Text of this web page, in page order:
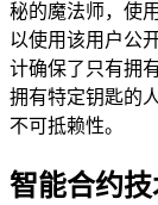
秘的魔法师，使
以使用该用户公
计确保了只有拥
拥有特定钥匙的
不可抵赖性。
智能合约技